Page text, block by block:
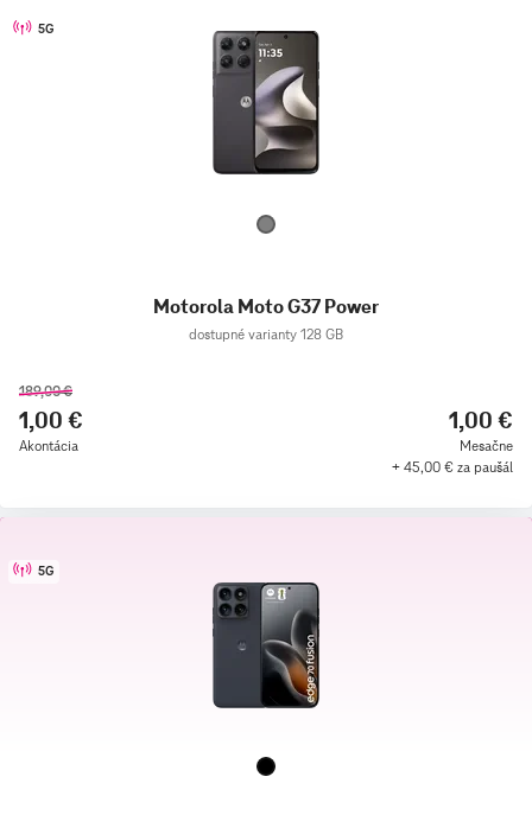
5G
Motorola Moto G37 Power
dostupné varianty 128 GB
189,00 €
1,00 €
Akontácia
1,00 €
Mesačne
+ 45,00 € za paušál
5G